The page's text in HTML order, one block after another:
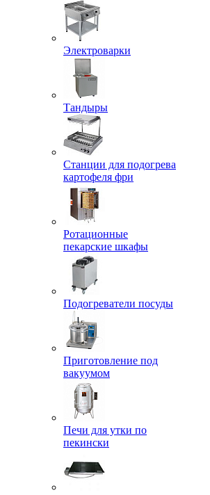
Электроварки
Тандыры
Станции для подогрева
картофеля фри
Ротационные
пекарские шкафы
Подогреватели посуды
Приготовление под
вакуумом
Печи для утки по
пекински